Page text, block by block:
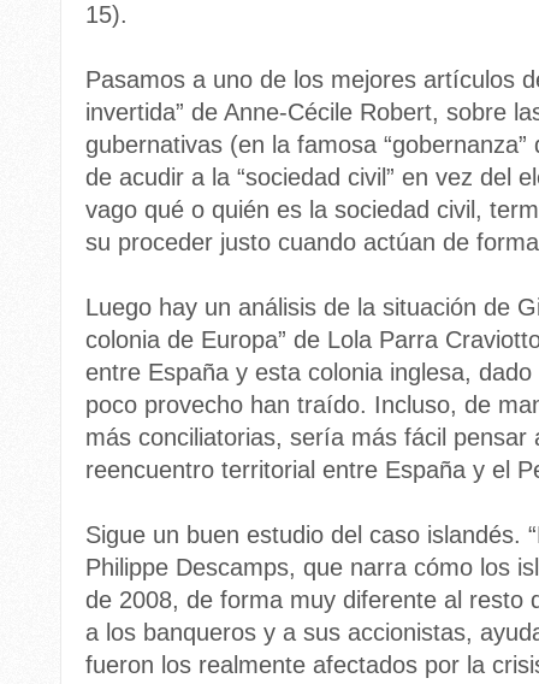
15).
Pasamos a uno de los mejores artículos
invertida” de Anne-Cécile Robert, sobre
gubernativas (en la famosa
de acudir a la “sociedad civil” en vez del
vago qué o quién es la sociedad civil,
su proceder justo cuando actúan de
Luego hay un análisis de la situación de
colonia de Europa” de Lola Parra
entre España y esta colonia inglesa,
poco provecho han traído. Incluso, de
más conciliatorias, sería más fácil pensar
reencuentro territorial entre España y el
Sigue un buen estudio del caso islandés.
Philippe Descamps, que narra cómo los
de 2008, de forma muy diferente al resto
a los banqueros y a sus accionistas,
fueron los realmente afectados por la